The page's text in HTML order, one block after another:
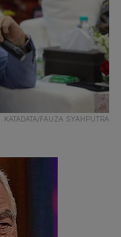
KATADATA/FAUZA SYAHPUTRA